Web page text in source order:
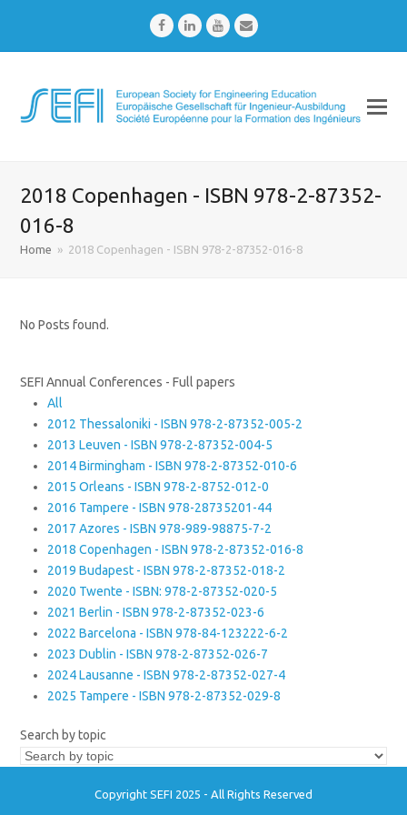
FacebookLinkedInYoutubeEmail
2018 Copenhagen - ISBN 978-2-87352-
016-8
Home » 2018 Copenhagen - ISBN 978-2-87352-016-8
No Posts found.
SEFI Annual Conferences - Full papers
All
2012 Thessaloniki - ISBN 978-2-87352-005-2
2013 Leuven - ISBN 978-2-87352-004-5
2014 Birmingham - ISBN 978-2-87352-010-6
2015 Orleans - ISBN 978-2-8752-012-0
2016 Tampere - ISBN 978-28735201-44
2017 Azores - ISBN 978-989-98875-7-2
2018 Copenhagen - ISBN 978-2-87352-016-8
2019 Budapest - ISBN 978-2-87352-018-2
2020 Twente - ISBN: 978-2-87352-020-5
2021 Berlin - ISBN 978-2-87352-023-6
2022 Barcelona - ISBN 978-84-123222-6-2
2023 Dublin - ISBN 978-2-87352-026-7
2024 Lausanne - ISBN 978-2-87352-027-4
2025 Tampere - ISBN 978-2-87352-029-8
Search by topic
Copyright SEFI 2025 - All Rights Reserved